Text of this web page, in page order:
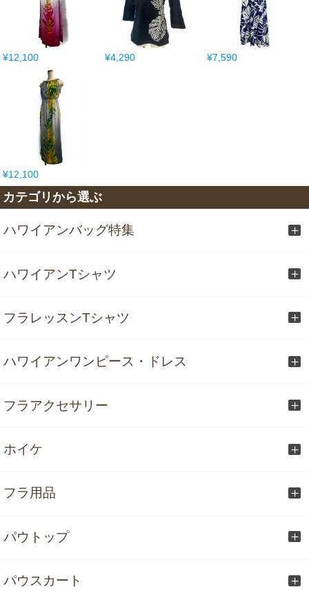
¥12,100 ¥4,290 ¥7,590
¥12,100
カテゴリから選ぶ
ハワイアンバッグ特集
ハワイアンTシャツ
フラレッスンTシャツ
ハワイアンワンピース・ドレス
フラアクセサリー
ホイケ
フラ用品
パウトップ
パウスカート